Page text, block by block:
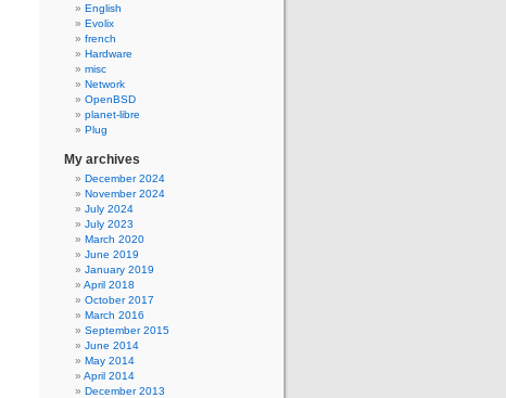
English
Evolix
french
Hardware
misc
Network
OpenBSD
planet-libre
Plug
My archives
December 2024
November 2024
July 2024
July 2023
March 2020
June 2019
January 2019
April 2018
October 2017
March 2016
September 2015
June 2014
May 2014
April 2014
December 2013